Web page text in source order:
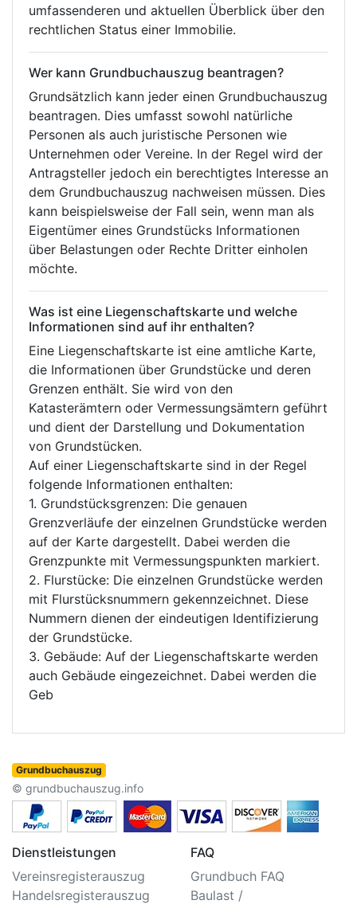
umfassenderen und aktuellen Überblick über den
rechtlichen Status einer Immobilie.
Wer kann Grundbuchauszug beantragen?
Grundsätzlich kann jeder einen Grundbuchauszug
beantragen. Dies umfasst sowohl natürliche
Personen als auch juristische Personen wie
Unternehmen oder Vereine. In der Regel wird der
Antragsteller jedoch ein berechtigtes Interesse an
dem Grundbuchauszug nachweisen müssen. Dies
kann beispielsweise der Fall sein, wenn man als
Eigentümer eines Grundstücks Informationen
über Belastungen oder Rechte Dritter einholen
möchte.
Was ist eine Liegenschaftskarte und welche
Informationen sind auf ihr enthalten?
Eine Liegenschaftskarte ist eine amtliche Karte,
die Informationen über Grundstücke und deren
Grenzen enthält. Sie wird von den
Katasterämtern oder Vermessungsämtern geführt
und dient der Darstellung und Dokumentation
von Grundstücken.
Auf einer Liegenschaftskarte sind in der Regel
folgende Informationen enthalten:
1. Grundstücksgrenzen: Die genauen
Grenzverläufe der einzelnen Grundstücke werden
auf der Karte dargestellt. Dabei werden die
Grenzpunkte mit Vermessungspunkten markiert.
2. Flurstücke: Die einzelnen Grundstücke werden
mit Flurstücksnummern gekennzeichnet. Diese
Nummern dienen der eindeutigen Identifizierung
der Grundstücke.
3. Gebäude: Auf der Liegenschaftskarte werden
auch Gebäude eingezeichnet. Dabei werden die
Geb
Grundbuchauszug
© grundbuchauszug.info
Dienstleistungen
Vereinsregisterauszug
Handelsregisterauszug
FAQ
Grundbuch FAQ
Baulast /